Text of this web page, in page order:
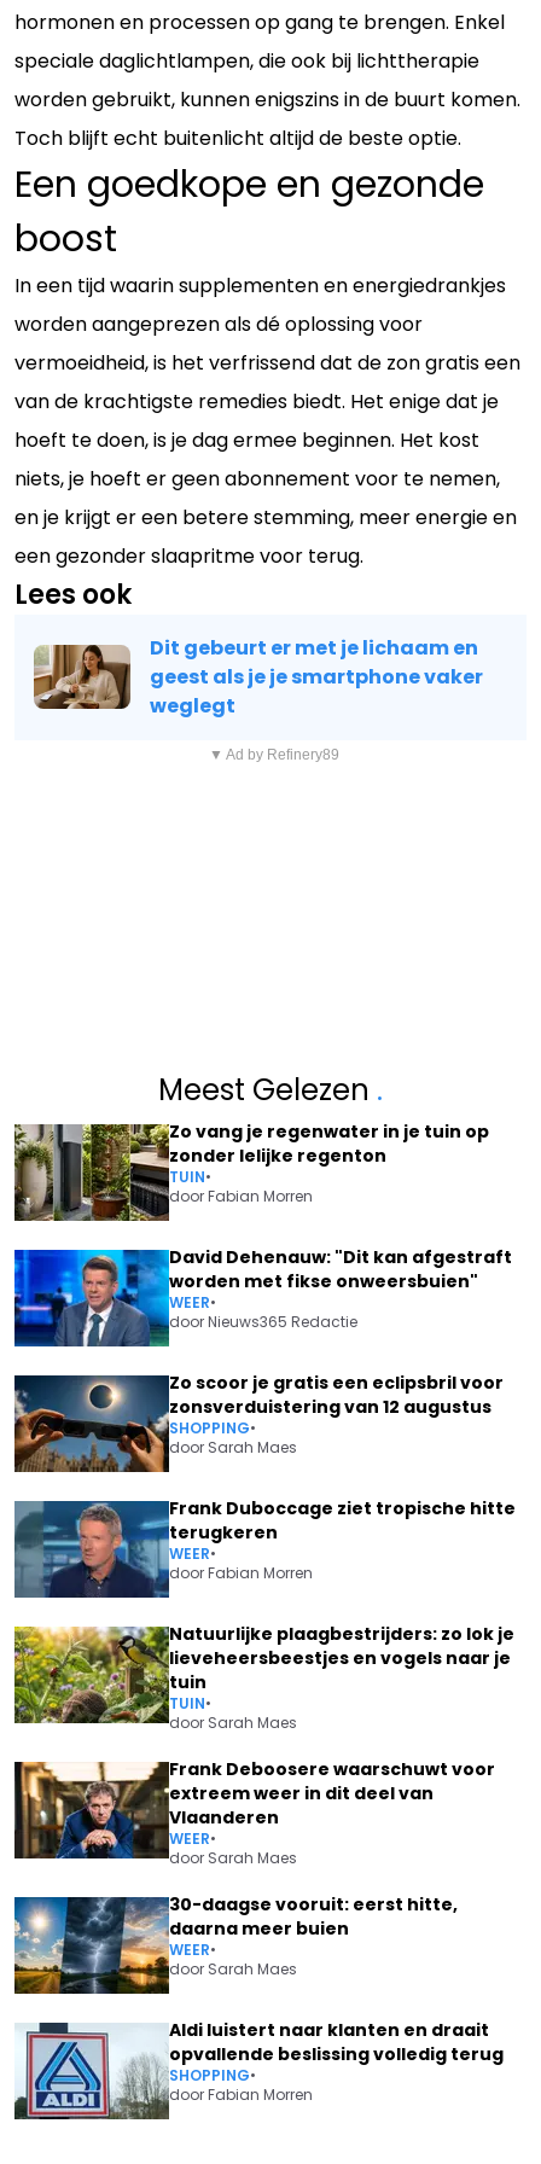
hormonen en processen op gang te brengen. Enkel
speciale daglichtlampen, die ook bij lichttherapie
worden gebruikt, kunnen enigszins in de buurt komen.
Toch blijft echt buitenlicht altijd de beste optie.
Een goedkope en gezonde
boost
In een tijd waarin supplementen en energiedrankjes
worden aangeprezen als dé oplossing voor
vermoeidheid, is het verfrissend dat de zon gratis een
van de krachtigste remedies biedt. Het enige dat je
hoeft te doen, is je dag ermee beginnen. Het kost
niets, je hoeft er geen abonnement voor te nemen,
en je krijgt er een betere stemming, meer energie en
een gezonder slaapritme voor terug.
Lees ook
Dit gebeurt er met je lichaam en
geest als je je smartphone vaker
weglegt
▼ Ad by Refinery89
Meest Gelezen .
Zo vang je regenwater in je tuin op
zonder lelijke regenton
TUIN•
doorFabian Morren
David Dehenauw: "Dit kan afgestraft
worden met fikse onweersbuien"
WEER•
doorNieuws365 Redactie
Zo scoor je gratis een eclipsbril voor
zonsverduistering van 12 augustus
SHOPPING•
door Sarah Maes
Frank Duboccage ziet tropische hitte
terugkeren
WEER•
doorFabian Morren
Natuurlijke plaagbestrijders: zo lok je
lieveheersbeestjes en vogels naar je
tuin
TUIN•
door Sarah Maes
Frank Deboosere waarschuwt voor
extreem weer in dit deel van
Vlaanderen
WEER•
door Sarah Maes
30-daagse vooruit: eerst hitte,
daarna meer buien
WEER•
door Sarah Maes
Aldi luistert naar klanten en draait
opvallende beslissing volledig terug
SHOPPING•
doorFabian Morren